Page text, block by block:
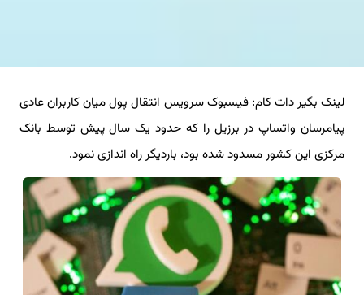
خدمات ما
درباره ما
آموزش
لینک بگیر دات کام: فیسبوک سرویس انتقال پول میان کاربران عادی
پیامرسان واتساپ در برزیل را که حدود یک سال پیش توسط بانک
مرکزی این کشور مسدود شده بود، باردیگر راه اندازی نمود.